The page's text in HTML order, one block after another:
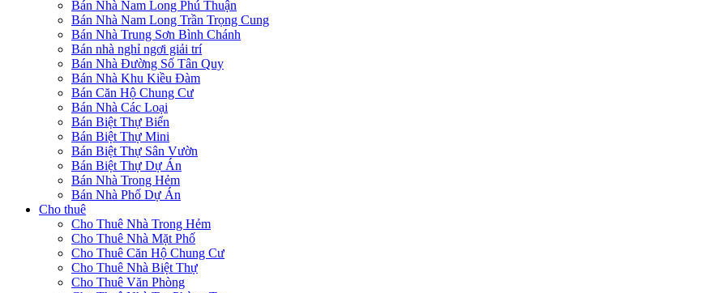
Bán Nhà Nam Long Phú Thuận
Bán Nhà Nam Long Trần Trọng Cung
Bán Nhà Trung Sơn Bình Chánh
Bán nhà nghỉ ngơi giải trí
Bán Nhà Đường Số Tân Quy
Bán Nhà Khu Kiều Đàm
Bán Căn Hộ Chung Cư
Bán Nhà Các Loại
Bán Biệt Thự Biển
Bán Biệt Thự Mini
Bán Biệt Thự Sân Vườn
Bán Biệt Thự Dự Án
Bán Nhà Trong Hẻm
Bán Nhà Phố Dự Án
Cho thuê
Cho Thuê Nhà Trong Hẻm
Cho Thuê Nhà Mặt Phố
Cho Thuê Căn Hộ Chung Cư
Cho Thuê Nhà Biệt Thự
Cho Thuê Văn Phòng